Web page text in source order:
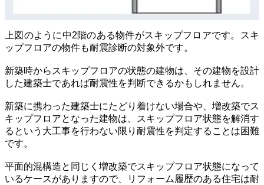
上図のように中2階のある物件がスキップフロアです。スキ
ップフロアの物件も耐震診断の対象外です。
新築時からスキップフロアの状態の建物は、その建物を設計
した建築士であれば耐震性を判断できるかもしれません。
新築に携わった建築士にたどり着けない場合や、増改築でス
キップフロアとなった建物は、スキップフロア状態を解消す
るという大工事を行わない限り耐震性を判定することは困難
です。
平面的混構造と同じく増改築でスキップフロア状態になって
いるケースがありますので、リフォーム履歴のある住宅は耐